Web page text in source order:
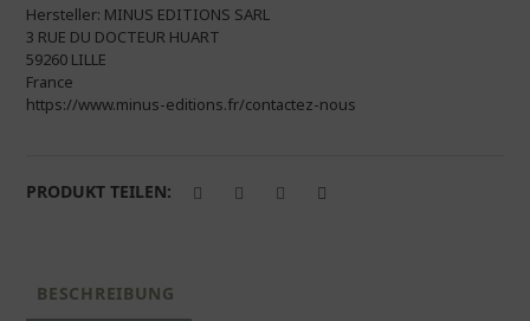
Pro
oder
Contra
|
Kartenspiel
Menge
Hersteller: MINUS EDITIONS SARL
3 RUE DU DOCTEUR HUART
59260 LILLE
France
https://www.minus-editions.fr/contactez-nous
PRODUKT TEILEN:
BESCHREIBUNG